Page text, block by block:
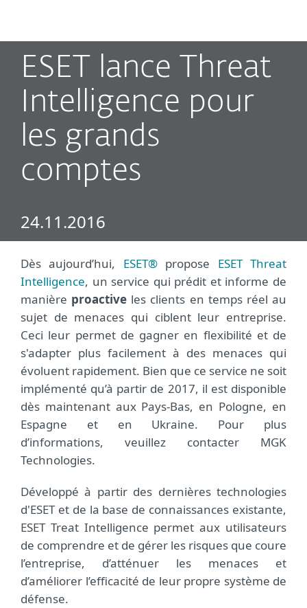
ESET lance Threat
Intelligence pour
les grands
comptes
24.11.2016
Dès aujourd’hui, ESET®propose ESET Threat
Intelligence, un service qui prédit et informe de
manière proactive les clients en temps réel au
sujet de menaces qui ciblent leur entreprise.
Ceci leur permet de gagner en flexibilité et de
s'adapter plus facilement à des menaces qui
évoluent rapidement. Bien que ce service ne soit
implémenté qu’à partir de 2017, il est disponible
dès maintenant aux Pays-Bas, en Pologne, en
Espagne et en Ukraine. Pour plus
d’informations, veuillez contacter MGK
Technologies.
Développé à partir des dernières technologies
d'ESET et de la base de connaissances existante,
ESET Treat Intelligence permet aux utilisateurs
de comprendre et de gérer les risques que coure
l’entreprise, d’atténuer les menaces et
d’améliorer l’efficacité de leur propre système de
défense.